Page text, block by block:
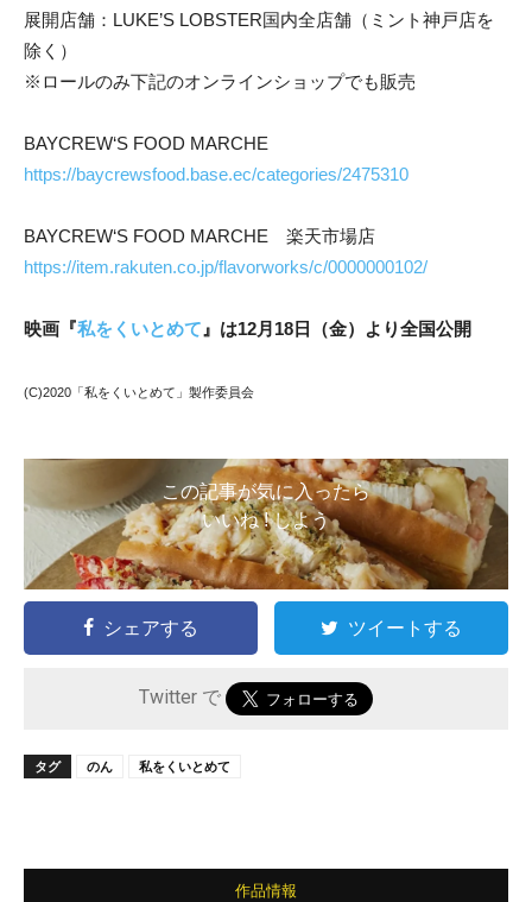
展開店舗：LUKE’S LOBSTER国内全店舗（ミント神戸店を
除く）
※ロールのみ下記のオンラインショップでも販売
BAYCREW‘S FOOD MARCHE
https://baycrewsfood.base.ec/categories/2475310
BAYCREW‘S FOOD MARCHE 楽天市場店
https://item.rakuten.co.jp/flavorworks/c/0000000102/
映画『私をくいとめて 』は12月18日（金）より全国公開
(C)2020「私をくいとめて」製作委員会
この記事が気に入ったら
いいね ! しよう
シェアする ツイートする
Twitter で
タグ のん 私をくいとめて
作品情報